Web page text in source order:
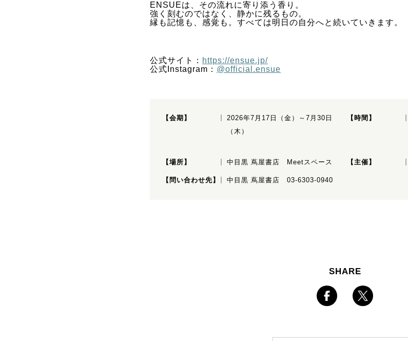
ENSUEは、その流れに寄り添う香り。
強く刻むのではなく、静かに残るもの。
縁も記憶も、感覚も。すべては明日の自分へと続いていきます。
公式サイト： https://ensue.jp/
公式Instagram： @official.ensue
【会期】
2026年7月17日（金）～7月30日
（木）
【時間】
【場所】 中目黒 蔦屋書店 Meetスペース 【主催】
【問い合わせ先】 中目黒 蔦屋書店 03-6303-0940
SHARE